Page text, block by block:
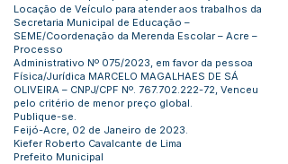
Locação de Veículo para atender aos trabalhos da
Secretaria Municipal de Educação –
SEME/Coordenação da Merenda Escolar – Acre –
Processo
Administrativo Nº 075/2023, em favor da pessoa
Física/Jurídica MARCELO MAGALHAES DE SÁ
OLIVEIRA – CNPJ/CPF Nº. 767.702.222-72, Venceu
pelo critério de menor preço global.
Publique-se.
Feijó-Acre, 02 de Janeiro de 2023.
Kiefer Roberto Cavalcante de Lima
Prefeito Municipal